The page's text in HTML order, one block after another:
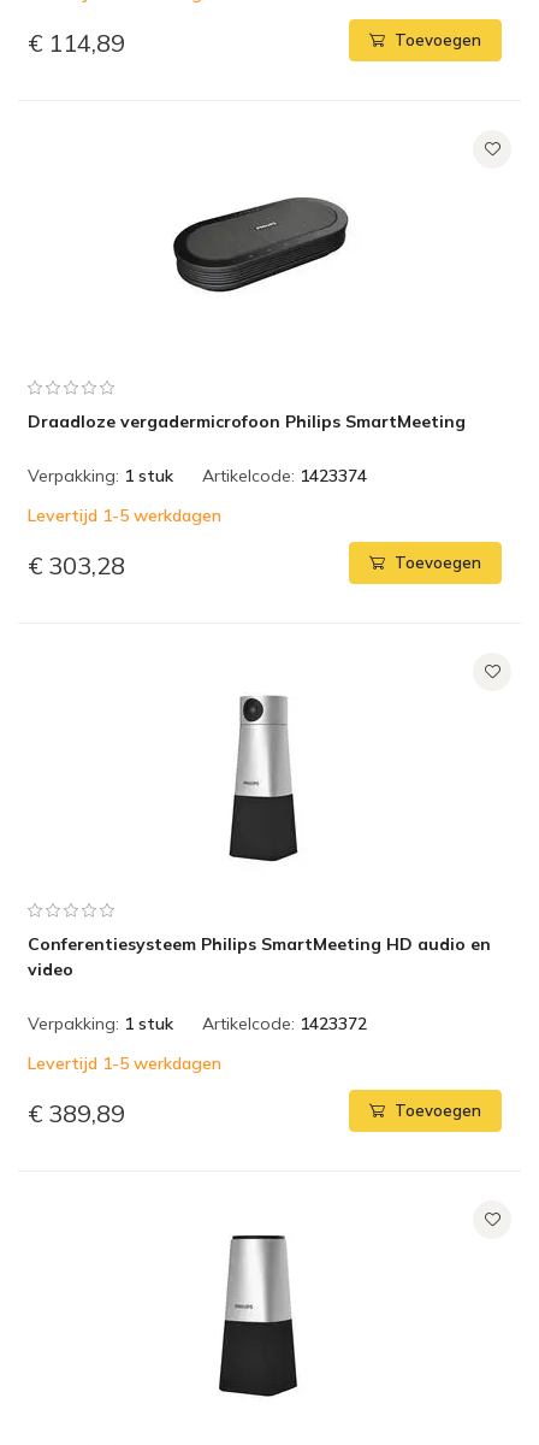
€ 114,89 Toevoegen
Draadloze vergadermicrofoon Philips SmartMeeting
Verpakking: 1 stuk Artikelcode: 1423374
Levertijd 1-5 werkdagen
€ 303,28 Toevoegen
Conferentiesysteem Philips SmartMeeting HD audio en
video
Verpakking: 1 stuk Artikelcode: 1423372
Levertijd 1-5 werkdagen
€ 389,89 Toevoegen